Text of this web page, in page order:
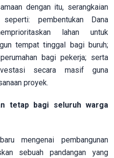
dengan itu, serangkaian
pembentukan Dana
lahan untuk
tempat tinggal bagi buruh;
bagi pekerja; serta
secara masif guna
proyek.
tetap bagi seluruh warga
mengenai pembangunan
sebuah pandangan yang